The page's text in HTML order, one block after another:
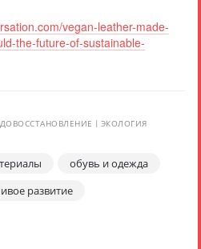
vegan-leather-made-
the-future-of-sustainable-
ЭКОЛОГИЯ
обувь и одежда
развитие